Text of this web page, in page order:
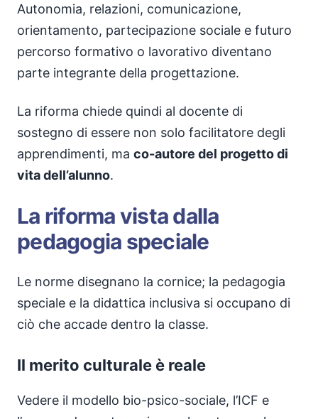
Autonomia, relazioni, comunicazione,
orientamento, partecipazione sociale e futuro
percorso formativo o lavorativo diventano
parte integrante della progettazione.
La riforma chiede quindi al docente di
sostegno di essere non solo facilitatore degli
apprendimenti, ma co-autore del progetto di
vita dell’alunno.
La riforma vista dalla
pedagogia speciale
Le norme disegnano la cornice; la pedagogia
speciale e la didattica inclusiva si occupano di
ciò che accade dentro la classe.
Il merito culturale è reale
Vedere il modello bio-psico-sociale, l’ICF e